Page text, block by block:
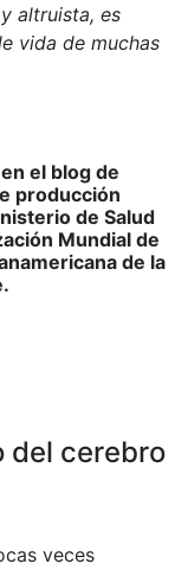
altruista, es
vida de muchas
el blog de
producción
de Salud
Mundial de
de la
del cerebro
veces